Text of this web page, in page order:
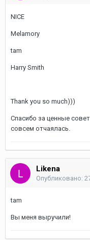
NICE
Melamory
tam
Harry Smith
Thank you so much)))
Спасибо за ценные
совсем отчаялась.
Likena
Опубликовано:
tam
Вы меня выручили!